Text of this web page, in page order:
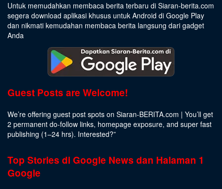
Untuk memudahkan membaca berita terbaru di Siaran-berita.com
segera download aplikasi khusus untuk Android di Google Play
dan nikmati kemudahan membaca berita langsung dari gadget
Anda
Guest Posts are Welcome!
We’re offering guest post spots on Siaran-BERITA.com | You’ll get
2 permanent do-follow links, homepage exposure, and super fast
publishing (1–24 hrs). Interested?”
Top Stories di Google News dan Halaman 1
Google